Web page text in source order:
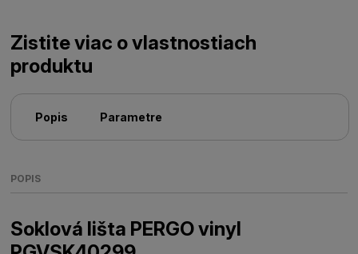
Zistite viac o vlastnostiach
produktu
Popis Parametre
POPIS
Soklová lišta PERGO vinyl